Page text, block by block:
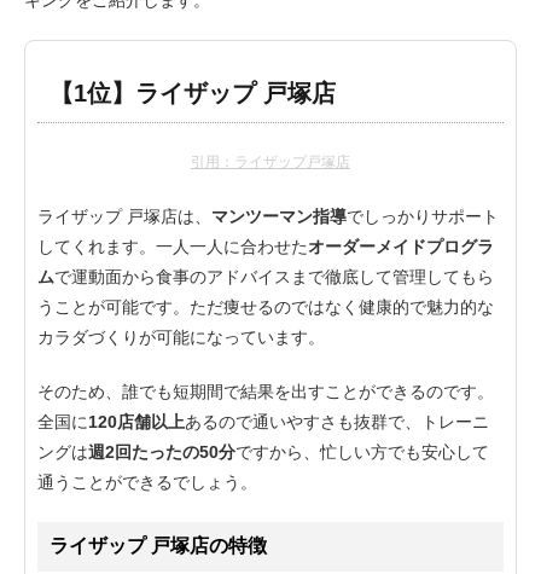
【1位】ライザップ 戸塚店
引用：ライザップ戸塚店
ライザップ 戸塚店は、 マンツーマン指導でしっかりサポート
してくれます。一人一人に合わせたオーダーメイドプログラ
ムで運動面から食事のアドバイスまで徹底して管理してもら
うことが可能です。ただ痩せるのではなく健康的で魅力的な
カラダづくりが可能になっています。
そのため、誰でも短期間で結果を出すことができるのです。
全国に120店舗以上あるので通いやすさも抜群で、トレーニ
ングは週2回たったの50分ですから、忙しい方でも安心して
通うことができるでしょう。
ライザップ 戸塚店の特徴